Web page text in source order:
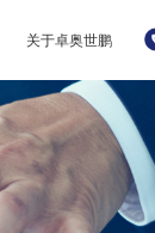
关于卓奥世鹏